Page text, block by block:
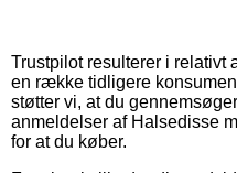
Trustpilot resulterer i
en række tidligere
støtter vi, at du
anmeldelser af Halsedisse
for at du køber.